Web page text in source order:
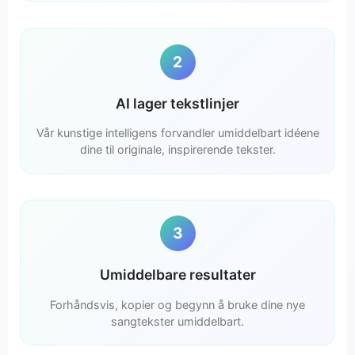
2
AI lager tekstlinjer
Vår kunstige intelligens forvandler umiddelbart idéene
dine til originale, inspirerende tekster.
3
Umiddelbare resultater
Forhåndsvis, kopier og begynn å bruke dine nye
sangtekster umiddelbart.